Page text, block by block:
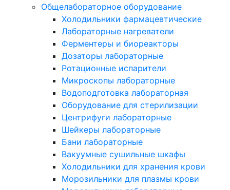
Общелабораторное оборудование
Холодильники фармацевтические
Лабораторные нагреватели
Ферментеры и биореакторы
Дозаторы лабораторные
Ротационные испарители
Микроскопы лабораторные
Водоподготовка лабораторная
Оборудование для стерилизации
Центрифуги лабораторные
Шейкеры лабораторные
Бани лабораторные
Вакуумные сушильные шкафы
Холодильники для хранения крови
Морозильники для плазмы крови